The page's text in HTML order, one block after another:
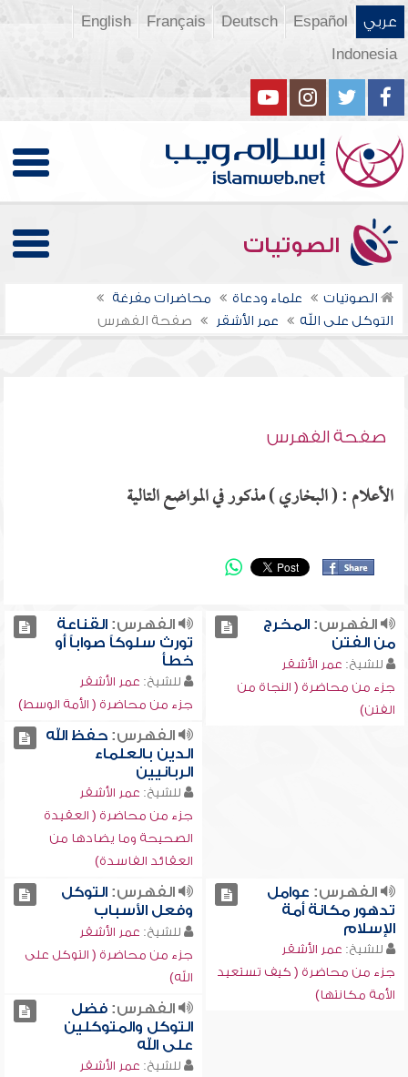
عربي Español
Deutsch
Français
English
Indonesia
الصوتيات
الصوتيات علماء ودعاة
محاضرات مفرغة
التوكل على الله
عمر الأشقر صفحة الفهرس
صفحة الفهرس
الأعلام : ( البخاري ) مذكور في المواضع التالية
الفهرس:المخرج
من الفتن
للشيخ: عمر الأشقر
جزء من محاضرة ( النجاة من
الفتن)
الفهرس:القناعة
تورث سلوكاً صواباً أو
خطأ
للشيخ: عمر الأشقر
جزء من محاضرة ( الأمة الوسط)
الفهرس:حفظ الله
الدين بالعلماء
الربانيين
للشيخ: عمر الأشقر
جزء من محاضرة ( العقيدة
الصحيحة وما يضادها من
العقائد الفاسدة)
الفهرس: عوامل
تدهور مكانة أمة
الإسلام
للشيخ: عمر الأشقر
جزء من محاضرة ( كيف تستعيد
الأمة مكانتها)
الفهرس:التوكل
وفعل الأسباب
للشيخ: عمر الأشقر
جزء من محاضرة ( التوكل على
الله)
الفهرس:فضل
التوكل والمتوكلين
على الله
للشيخ: عمر الأشقر